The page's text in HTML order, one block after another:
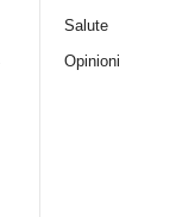
Salute
Opinioni